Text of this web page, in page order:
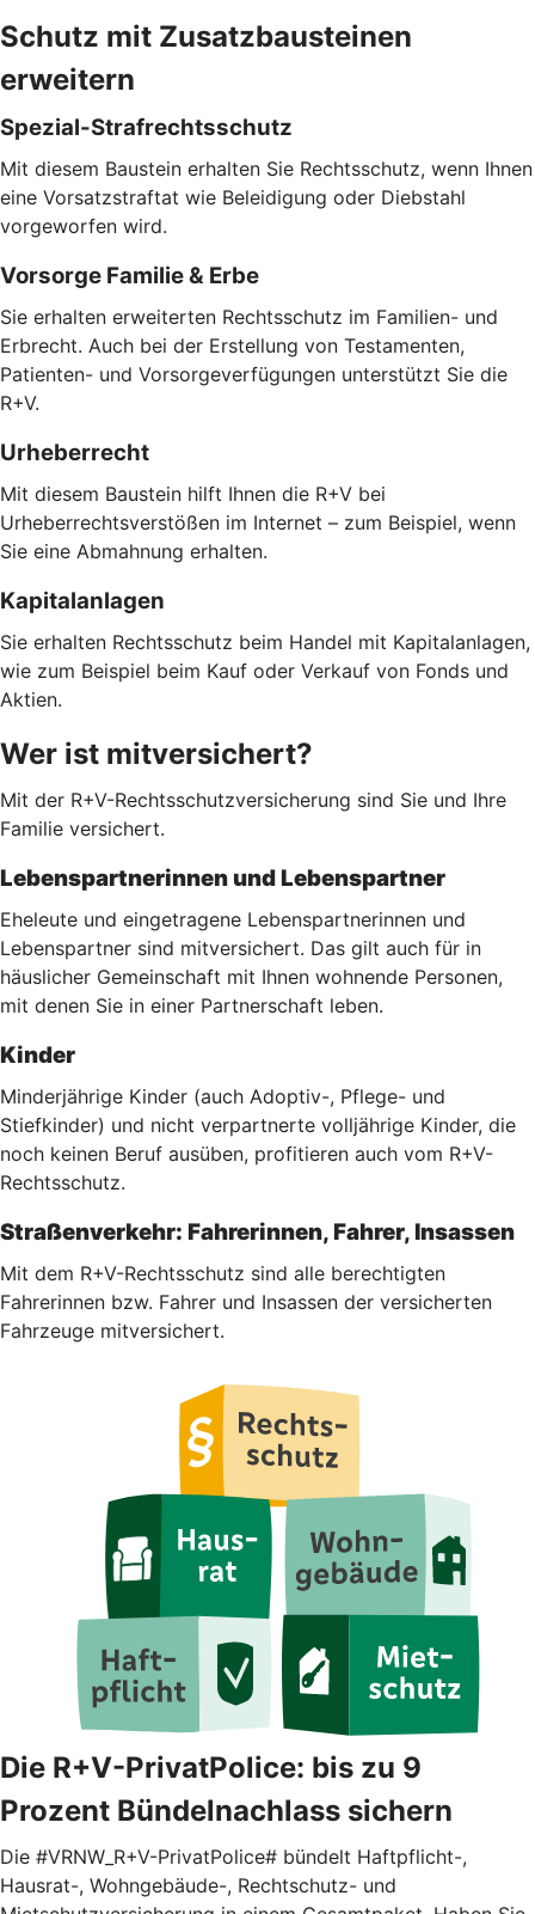
Schutz mit Zusatzbausteinen
erweitern
Spezial-Strafrechtsschutz
Mit diesem Baustein erhalten Sie Rechtsschutz, wenn Ihnen
eine Vorsatzstraftat wie Beleidigung oder Diebstahl
vorgeworfen wird.
Vorsorge Familie & Erbe
Sie erhalten erweiterten Rechtsschutz im Familien- und
Erbrecht. Auch bei der Erstellung von Testamenten,
Patienten- und Vorsorgeverfügungen unterstützt Sie die
R+V.
Urheberrecht
Mit diesem Baustein hilft Ihnen die R+V bei
Urheberrechtsverstößen im Internet – zum Beispiel, wenn
Sie eine Abmahnung erhalten.
Kapitalanlagen
Sie erhalten Rechtsschutz beim Handel mit Kapitalanlagen,
wie zum Beispiel beim Kauf oder Verkauf von Fonds und
Aktien.
Wer ist mitversichert?
Mit der R+V-Rechtsschutzversicherung sind Sie und Ihre
Familie versichert.
Lebenspartnerinnen und Lebenspartner
Eheleute und eingetragene Lebenspartnerinnen und
Lebenspartner sind mitversichert. Das gilt auch für in
häuslicher Gemeinschaft mit Ihnen wohnende Personen,
mit denen Sie in einer Partnerschaft leben.
Kinder
Minderjährige Kinder (auch Adoptiv-, Pflege- und
Stiefkinder) und nicht verpartnerte volljährige Kinder, die
noch keinen Beruf ausüben, profitieren auch vom R+V-
Rechtsschutz.
Straßenverkehr: Fahrerinnen, Fahrer, Insassen
Mit dem R+V-Rechtsschutz sind alle berechtigten
Fahrerinnen bzw. Fahrer und Insassen der versicherten
Fahrzeuge mitversichert.
Die R+V-PrivatPolice: bis zu 9
Prozent Bündelnachlass sichern
Die #VRNW_R+V-PrivatPolice# bündelt Haftpflicht-,
Hausrat-, Wohngebäude-, Rechtschutz- und